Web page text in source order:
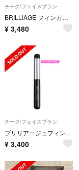
チーク/フェイスブラシ
BRILLIAGE フィンガーブラシ
¥ 3,480
チーク/フェイスブラシ
ブリリアージュフィンガーブラシ
¥ 3,400